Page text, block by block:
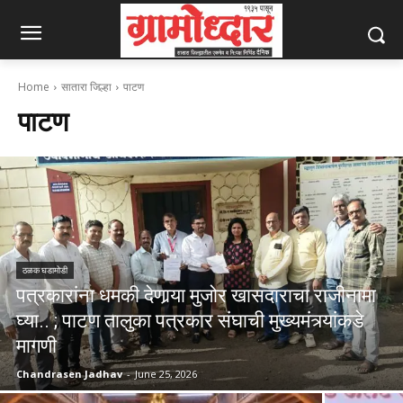
Home सातारा जिल्हा पाटण
पाटण
ठळक घडामोडी
पत्रकारांना धमकी देणार्‍या मुजोर खासदाराचा राजीनामा
घ्या.. ; पाटण तालुका पत्रकार संघाची मुख्यमंत्र्यांकडे
मागणी
Chandrasen Jadhav - June 25, 2026